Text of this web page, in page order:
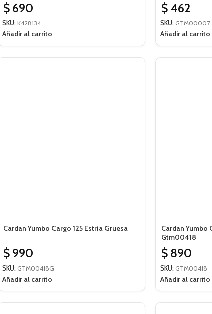
$ 690
SKU: K428134
Añadir al carrito
$ 462
SKU: GTM00007
Añadir al carrito
Cardan Yumbo Cargo 125 Estría Gruesa
$ 990
SKU: GTM00418G
Añadir al carrito
Cardan Yumbo
Gtm00418
$ 890
SKU: GTM00418
Añadir al carrito